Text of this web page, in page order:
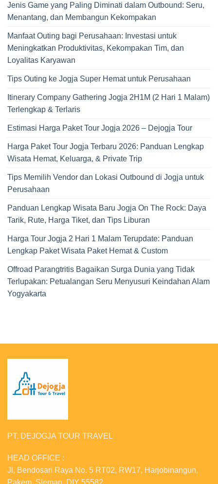
Jenis Game yang Paling Diminati dalam Outbound: Seru,
Menantang, dan Membangun Kekompakan
Manfaat Outing bagi Perusahaan: Investasi untuk
Meningkatkan Produktivitas, Kekompakan Tim, dan
Loyalitas Karyawan
Tips Outing ke Jogja Super Hemat untuk Perusahaan
Itinerary Company Gathering Jogja 2H1M (2 Hari 1 Malam)
Terlengkap & Terlaris
Estimasi Harga Paket Tour Jogja 2026 – Dejogja Tour
Harga Paket Tour Jogja Terbaru 2026: Panduan Lengkap
Wisata Hemat, Keluarga, & Private Trip
Tips Memilih Vendor dan Lokasi Outbound di Jogja untuk
Perusahaan
Panduan Lengkap Wisata Baru Jogja On The Rock: Daya
Tarik, Rute, Harga Tiket, dan Tips Liburan
Harga Tour Jogja 2 Hari 1 Malam Terupdate: Panduan
Lengkap Paket Wisata Paket Hemat & Custom
Offroad Parangtritis Bagaikan Surga Dunia yang Tidak
Terlupakan: Petualangan Seru Menyusuri Keindahan Alam
Yogyakarta
PT. DEJOGJA TOUR TRAVEL
HEAD OFFICE :
Jl, Bendosari Raya No. 5 RT02, RW17, Harjobinangun,